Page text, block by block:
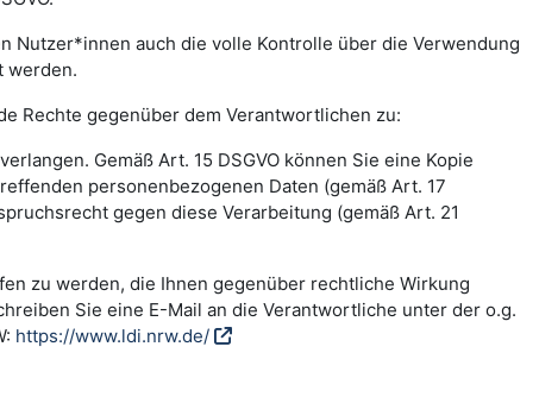
Nutzer*innen auch die volle Kontrolle über die Verwendung
werden.
Rechte gegenüber dem Verantwortlichen zu:
Gemäß Art. 15 DSGVO können Sie eine Kopie
personenbezogenen Daten (gemäß Art. 17
gegen diese Verarbeitung (gemäß Art. 21
zu werden, die Ihnen gegenüber rechtliche Wirkung
Sie eine E-Mail an die Verantwortliche unter der o.g.
https://www.ldi.nrw.de/